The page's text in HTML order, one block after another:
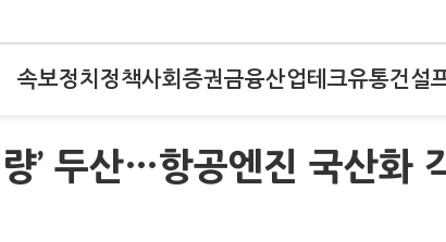
속보정치 정책사회 증권금융산업테크유통건설
량’ 두산…항공엔진 국산화